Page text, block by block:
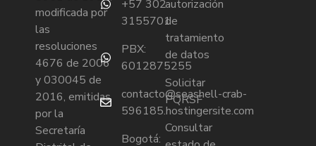
modificada por
las
resoluciones
4676 de 2006
y 030045 de
2016, emitidas
por la
Secretaría
+57 302
3155701
PBX:
6012875255
contacto@seashell-crab-
596185.hostingersite.com
Bogotá:
autorización
de
tratamiento
de datos
Solicitar
PQRSF
Consultar